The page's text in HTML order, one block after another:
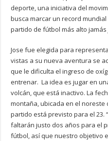
deporte, una iniciativa del
busca marcar un record
partido de fútbol más alto jamás
Jose fue elegida para
vistas a su nueva aventura se
que le dificulta el ingreso de
entrenar. La idea es jugar en
volcán, que está inactivo. La
montaña, ubicada en el noreste
partido está previsto para el 23.
faltarán justo dos años para el
fútbol, así que nuestro objetivo